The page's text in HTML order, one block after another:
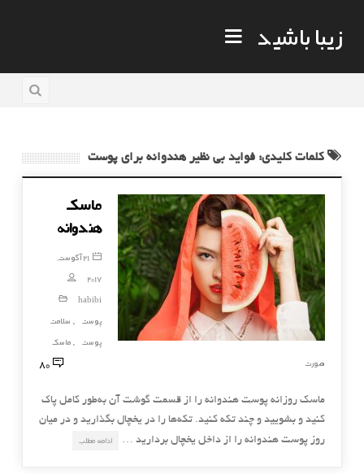
زیبا باشید
کلمات کلیدی: فواید بی نظیر هندوانه برای پوست
ماسک
هندوانه
21 آگوست,
2017
habibi
پوست
, سلامت
پوست
, ماسک
صورت
80
ماسك روزانه پوست هندوانه را از قسمت گوشت آن به‌طور كامل پاك
كنيد و بشوييد و چند تكه كنيد. تكه‌ها را در يخچال بگذاريد و در ميان
روز پوست هندوانه را از داخل يخچال برداريد …
ادامه مطلب